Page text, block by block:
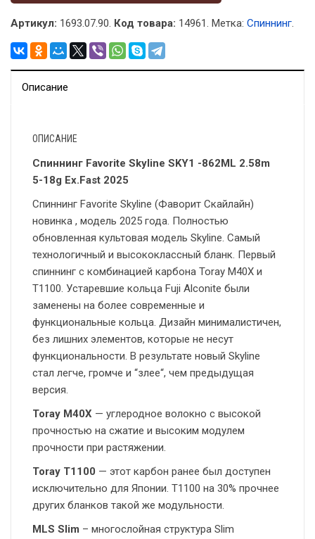
Артикул: 1693.07.90. Код товара: 14961. Метка: Спиннинг.
Описание
ОПИСАНИЕ
Спиннинг Favorite Skyline SKY1 -862ML 2.58m
5-18g Ex.Fast 2025
Спиннинг Favorite Skyline (Фаворит Скайлайн)
новинка , модель 2025 года. Полностью
обновленная культовая модель Skyline. Самый
технологичный и высококлассный бланк. Первый
спиннинг с комбинацией карбона Toray M40X и
T1100. Устаревшие кольца Fuji Alconite были
заменены на более современные и
функциональные кольца. Дизайн минималистичен,
без лишних элементов, которые не несут
функциональности. В результате новый Skyline
стал легче, громче и “злее“, чем предыдущая
версия.
Toray M40X — углеродное волокно с высокой
прочностью на сжатие и высоким модулем
прочности при растяжении.
Toray T1100 — этот карбон ранее был доступен
исключительно для Японии. T1100 на 30% прочнее
других бланков такой же модульности.
MLS Slim – многослойная структура Slim